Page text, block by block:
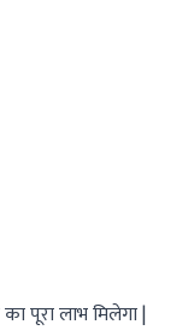
पूरा लाभ मिलेगा |